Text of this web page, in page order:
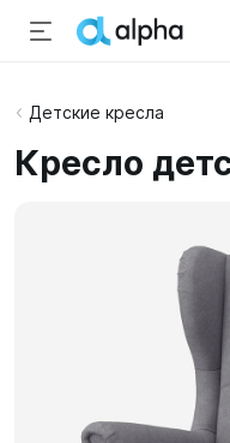
Детские кресла
Кресло